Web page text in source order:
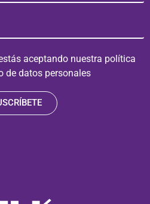
aceptando nuestra política
de datos personales